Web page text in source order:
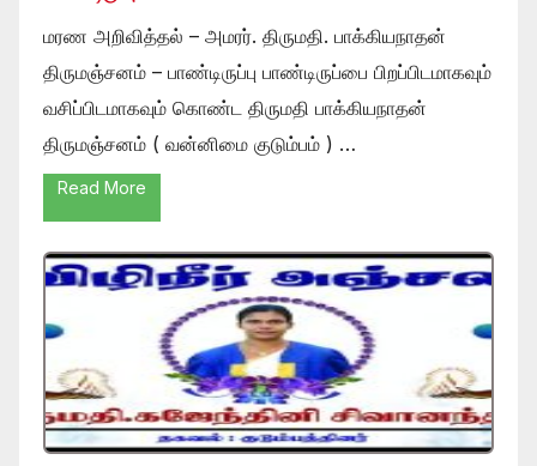
மரண அறிவித்தல் – அமரர். திருமதி. பாக்கியநாதன்
திருமஞ்சனம் – பாண்டிருப்பு பாண்டிருப்பை பிறப்பிடமாகவும்
வசிப்பிடமாகவும் கொண்ட திருமதி பாக்கியநாதன்
திருமஞ்சனம் ( வன்னிமை குடும்பம் ) …
Read More